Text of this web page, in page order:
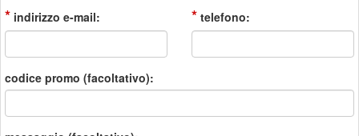
* indirizzo e-mail: * telefono:
codice promo (facoltativo):